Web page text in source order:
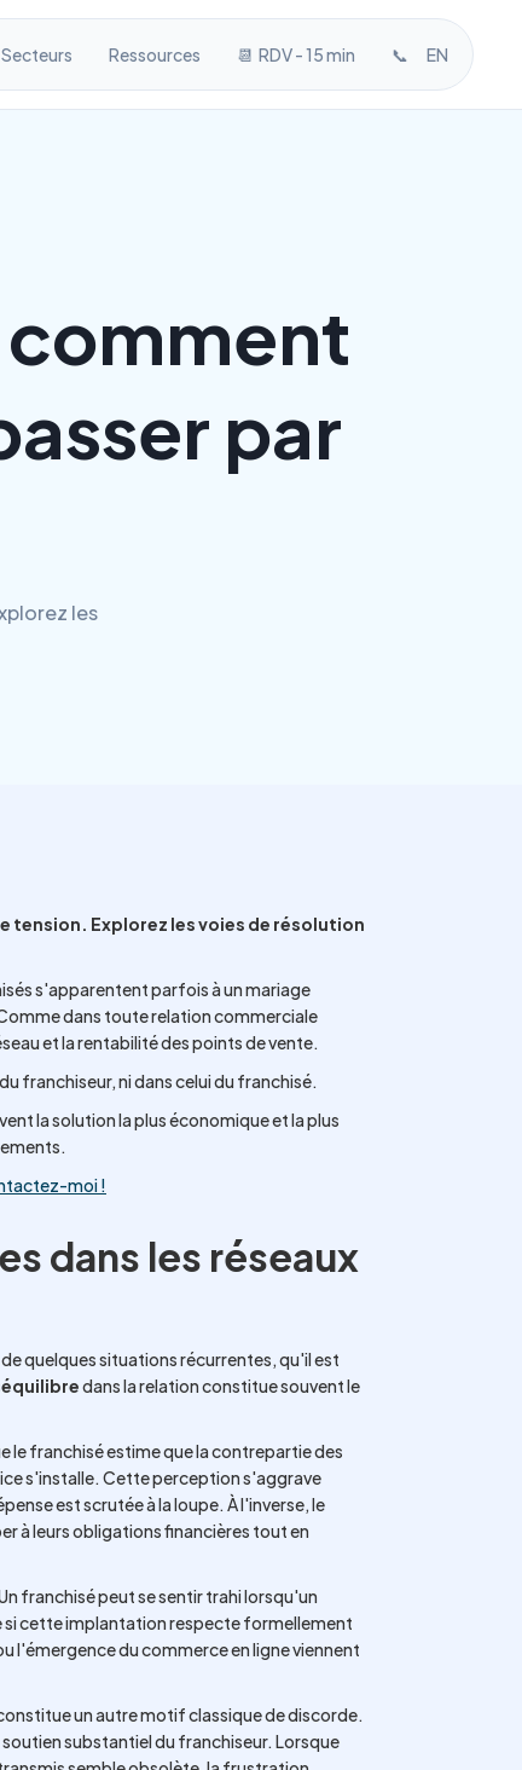
Secteurs Ressources 📆 RDV - 15 min 📞 EN
comment
par
les
tension. Explorez les voies de résolution
s'apparentent parfois à un mariage
dans toute relation commerciale
et la rentabilité des points de vente.
franchiseur, ni dans celui du franchisé.
la solution la plus économique et la plus
moi !
dans les réseaux
quelques situations récurrentes, qu'il est
dans la relation constitue souvent le
le franchisé estime que la contrepartie des
s'installe. Cette perception s'aggrave
est scrutée à la loupe. À l'inverse, le
à leurs obligations financières tout en
franchisé peut se sentir trahi lorsqu'un
si cette implantation respecte formellement
l'émergence du commerce en ligne viennent
un autre motif classique de discorde.
substantiel du franchiseur. Lorsque